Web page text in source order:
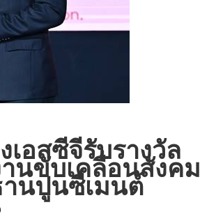
อสซีจีรับรางวัล
นขับเคลื่อนสังคม
นปูนซีเมนต์